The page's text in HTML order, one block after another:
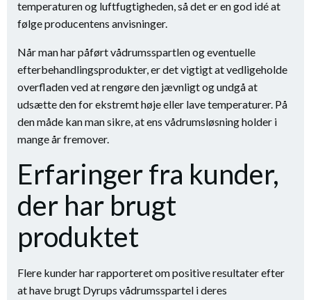
temperaturen og luftfugtigheden, så det er en god idé at
følge producentens anvisninger.
Når man har påført vådrumsspartlen og eventuelle
efterbehandlingsprodukter, er det vigtigt at vedligeholde
overfladen ved at rengøre den jævnligt og undgå at
udsætte den for ekstremt høje eller lave temperaturer. På
den måde kan man sikre, at ens vådrumsløsning holder i
mange år fremover.
Erfaringer fra kunder,
der har brugt
produktet
Flere kunder har rapporteret om positive resultater efter
at have brugt Dyrups vådrumsspartel i deres